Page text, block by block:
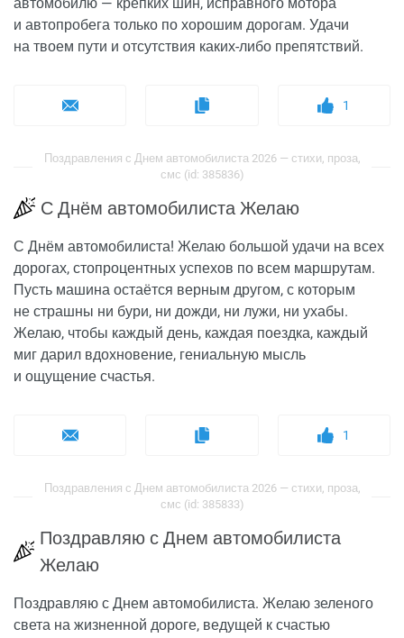
и автопробега только по хорошим дорогам. Удачи
на твоем пути и отсутствия каких-либо препятствий.
1
Поздравления с Днем автомобилиста 2026 — стихи, проза,
смс (id: 385836)
С Днём автомобилиста Желаю
С Днём автомобилиста! Желаю большой удачи на всех
дорогах, стопроцентных успехов по всем маршрутам.
Пусть машина остаётся верным другом, с которым
не страшны ни бури, ни дожди, ни лужи, ни ухабы.
Желаю, чтобы каждый день, каждая поездка, каждый
миг дарил вдохновение, гениальную мысль
и ощущение счастья.
1
Поздравления с Днем автомобилиста 2026 — стихи, проза,
смс (id: 385833)
Поздравляю с Днем автомобилиста
Желаю
Поздравляю с Днем автомобилиста. Желаю зеленого
света на жизненной дороге, ведущей к счастью